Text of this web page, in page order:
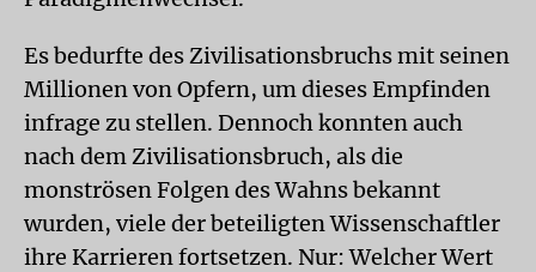
Es bedurfte des Zivilisationsbruchs mit seinen
Millionen von Opfern, um dieses Empfinden
infrage zu stellen. Dennoch konnten auch
nach dem Zivilisationsbruch, als die
monströsen Folgen des Wahns bekannt
wurden, viele der beteiligten Wissenschaftler
ihre Karrieren fortsetzen. Nur: Welcher Wert